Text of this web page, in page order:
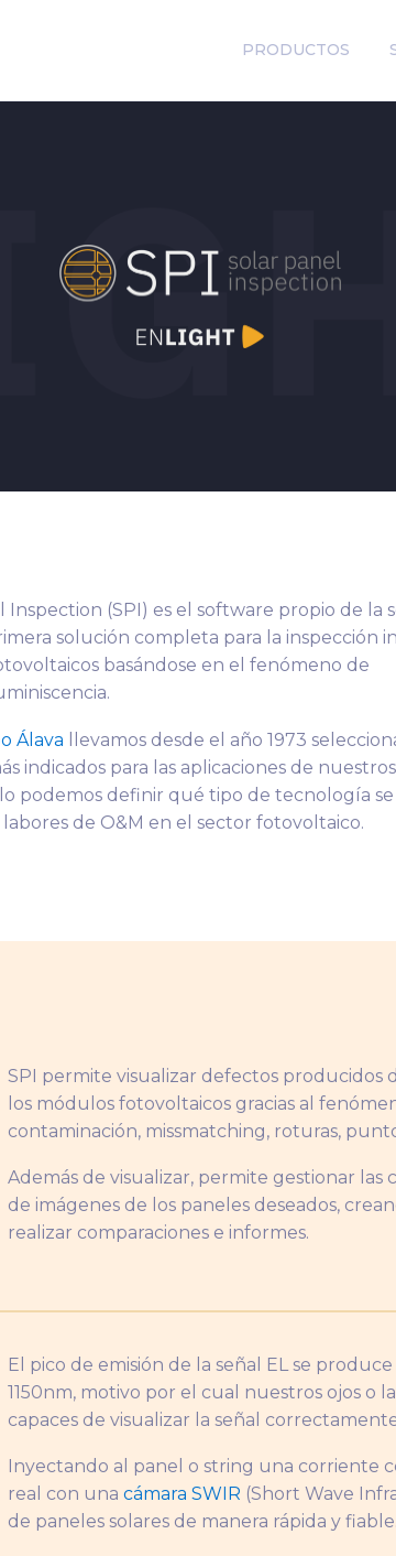
PRODUCTOS
Inspection (SPI) es el software propio de la
solución completa para la inspección
basándose en el fenómeno de
Álava llevamos desde el año 1973
indicados para las aplicaciones de
podemos definir qué tipo de tecnología
de O&M en el sector fotovoltaico.
SPI permite visualizar defectos producidos
los módulos fotovoltaicos gracias al
contaminación, missmatching, roturas,
Además de visualizar, permite gestionar
de imágenes de los paneles deseados,
realizar comparaciones e informes.
El pico de emisión de la señal EL se
1150nm, motivo por el cual nuestros ojos o
capaces de visualizar la señal
Inyectando al panel o string una corriente
real con una cámara SWIR (Short Wave
de paneles solares de manera rápida y fiable.